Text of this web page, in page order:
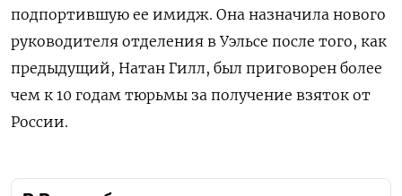
подпортившую ее имидж. Она назначила нового
руководителя отделения в Уэльсе после того, как
предыдущий, Натан Гилл, был приговорен более
чем к 10 годам тюрьмы за получение взяток от
России.